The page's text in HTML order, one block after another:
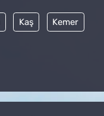
Kaş Kemer